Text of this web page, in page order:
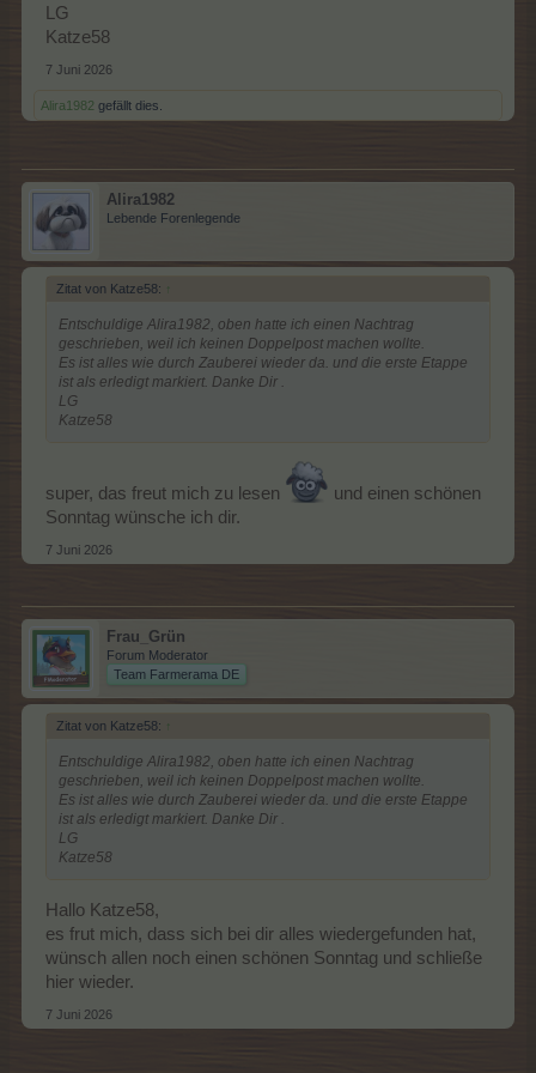
LG
Katze58
7 Juni 2026
Alira1982 gefällt dies.
Alira1982
Lebende Forenlegende
Zitat von Katze58: ↑
Entschuldige Alira1982, oben hatte ich einen Nachtrag
geschrieben, weil ich keinen Doppelpost machen wollte.
Es ist alles wie durch Zauberei wieder da. und die erste Etappe
ist als erledigt markiert. Danke Dir .
LG
Katze58
super, das freut mich zu lesen
und einen schönen
Sonntag wünsche ich dir.
7 Juni 2026
Frau_Grün
Forum Moderator
Team Farmerama DE
Zitat von Katze58: ↑
Entschuldige Alira1982, oben hatte ich einen Nachtrag
geschrieben, weil ich keinen Doppelpost machen wollte.
Es ist alles wie durch Zauberei wieder da. und die erste Etappe
ist als erledigt markiert. Danke Dir .
LG
Katze58
Hallo Katze58,
es frut mich, dass sich bei dir alles wiedergefunden hat,
wünsch allen noch einen schönen Sonntag und schließe
hier wieder.
7 Juni 2026